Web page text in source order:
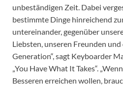
unbeständigen Zeit. Dabei
bestimmte Dinge hinreichend
untereinander, gegenüber
Liebsten, unseren Freunden
Generation“, sagt Keyboarder
„You Have What It Takes“.
Besseren erreichen wollen,